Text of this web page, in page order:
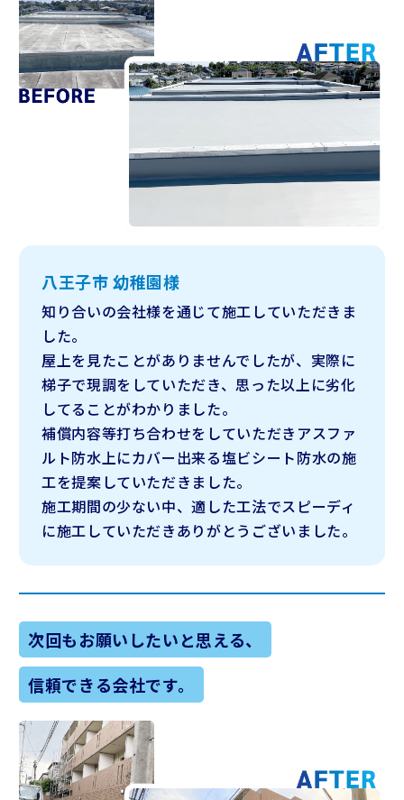
八王子市 幼稚園様
知り合いの会社様を通じて施工していただきま
した。
屋上を見たことがありませんでしたが、実際に
梯子で現調をしていただき、思った以上に劣化
してることがわかりました。
補償内容等打ち合わせをしていただきアスファ
ルト防水上にカバー出来る塩ビシート防水の施
工を提案していただきました。
施工期間の少ない中、適した工法でスピーディ
に施工していただきありがとうございました。
次回もお願いしたいと思える、
信頼できる会社です。